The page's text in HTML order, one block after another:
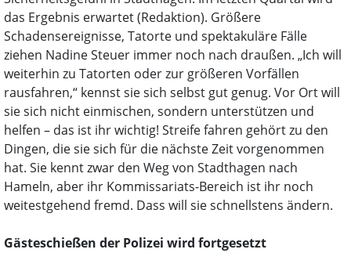
das Ergebnis erwartet (Redaktion). Größere
Schadensereignisse, Tatorte und spektakuläre Fälle
ziehen Nadine Steuer immer noch nach draußen. „Ich will
weiterhin zu Tatorten oder zur größeren Vorfällen
rausfahren,“ kennst sie sich selbst gut genug. Vor Ort will
sie sich nicht einmischen, sondern unterstützen und
helfen – das ist ihr wichtig! Streife fahren gehört zu den
Dingen, die sie sich für die nächste Zeit vorgenommen
hat. Sie kennt zwar den Weg von Stadthagen nach
Hameln, aber ihr Kommissariats-Bereich ist ihr noch
weitestgehend fremd. Dass will sie schnellstens ändern.
Gästeschießen der Polizei wird fortgesetzt